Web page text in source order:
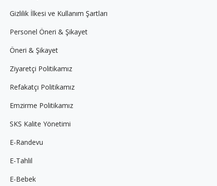
Gizlilik İlkesi ve Kullanım Şartları
Personel Öneri & Şikayet
Öneri & Şikayet
Ziyaretçi Politikamız
Refakatçı Politikamız
Emzirme Politikamız
SKS Kalite Yönetimi
E-Randevu
E-Tahlil
E-Bebek